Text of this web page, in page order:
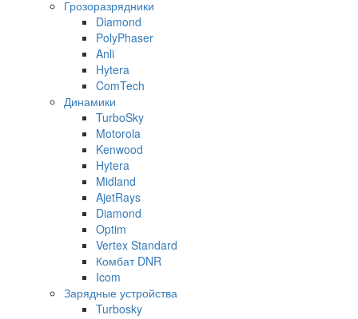
Грозоразрядники
Diamond
PolyPhaser
Anli
Hytera
ComTech
Динамики
TurboSky
Motorola
Kenwood
Hytera
Midland
AjetRays
Diamond
Optim
Vertex Standard
Комбат DNR
Icom
Зарядные устройства
Turbosky